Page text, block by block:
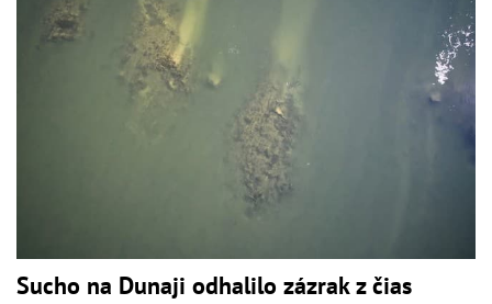
Sucho na Dunaji odhalilo zázrak z čias